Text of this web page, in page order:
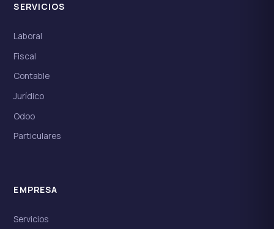
SERVICIOS
Laboral
Fiscal
Contable
Jurídico
Odoo
Particulares
EMPRESA
Servicios